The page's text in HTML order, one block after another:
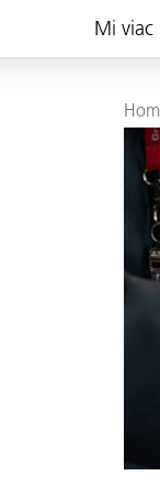
Mi viac